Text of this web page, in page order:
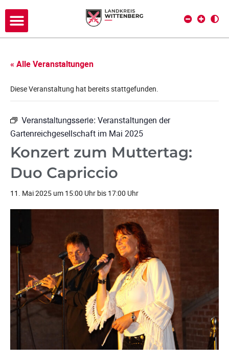
« Alle Veranstaltungen
Diese Veranstaltung hat bereits stattgefunden.
Veranstaltungsserie: Veranstaltungen der
Gartenreichgesellschaft im Mai 2025
Konzert zum Muttertag:
Duo Capriccio
11. Mai 2025 um 15:00 Uhr bis 17:00 Uhr